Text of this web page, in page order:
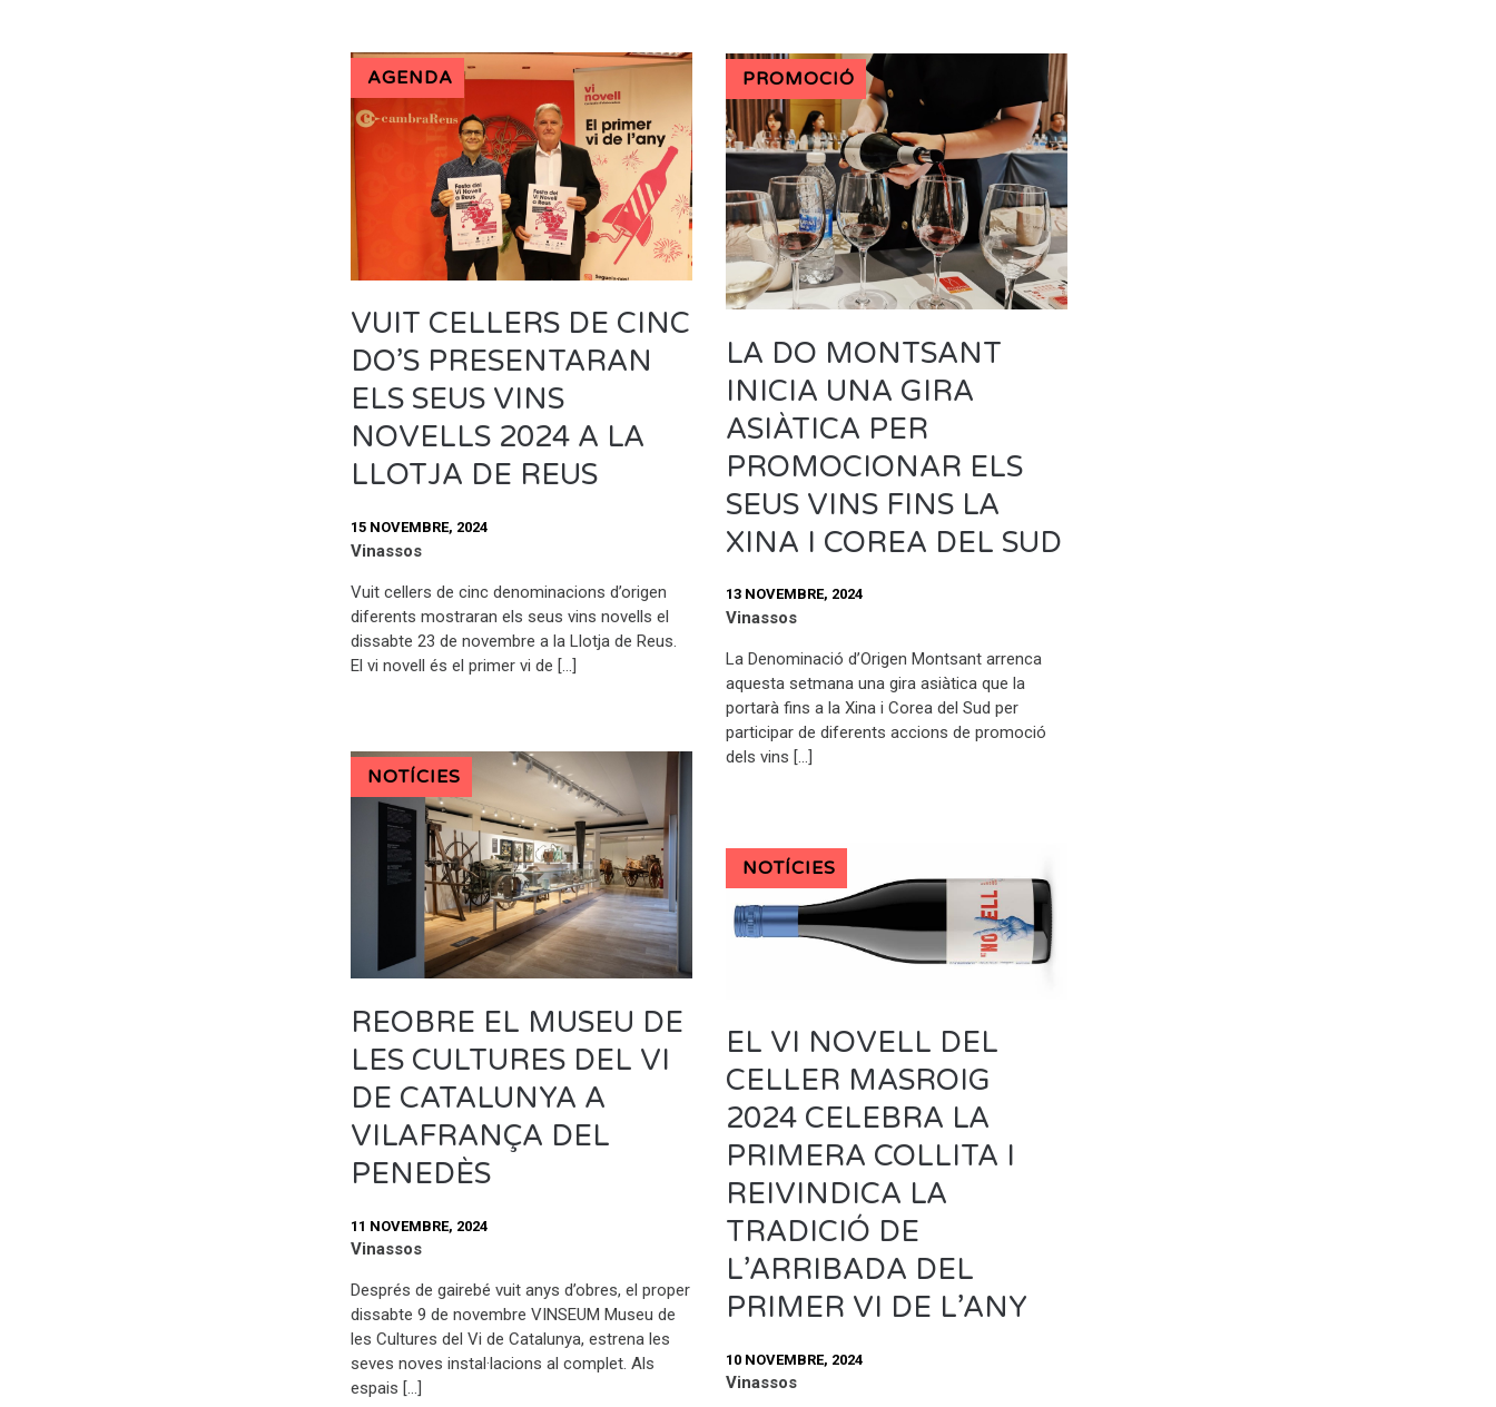
AGENDA
VUIT CELLERS DE CINC
DO’S PRESENTARAN
ELS SEUS VINS
NOVELLS 2024 A LA
LLOTJA DE REUS
15 NOVEMBRE, 2024
Vinassos
Vuit cellers de cinc denominacions d’origen
diferents mostraran els seus vins novells el
dissabte 23 de novembre a la Llotja de Reus.
El vi novell és el primer vi de […]
PROMOCIÓ
LA DO MONTSANT
INICIA UNA GIRA
ASIÀTICA PER
PROMOCIONAR ELS
SEUS VINS FINS LA
XINA I COREA DEL SUD
13 NOVEMBRE, 2024
Vinassos
La Denominació d’Origen Montsant arrenca
aquesta setmana una gira asiàtica que la
portarà fins a la Xina i Corea del Sud per
participar de diferents accions de promoció
dels vins […]
NOTÍCIES
REOBRE EL MUSEU DE
LES CULTURES DEL VI
DE CATALUNYA A
VILAFRANÇA DEL
PENEDÈS
11 NOVEMBRE, 2024
Vinassos
Després de gairebé vuit anys d’obres, el proper
dissabte 9 de novembre VINSEUM Museu de
les Cultures del Vi de Catalunya, estrena les
seves noves instal·lacions al complet. Als
espais […]
NOTÍCIES
EL VI NOVELL DEL
CELLER MASROIG
2024 CELEBRA LA
PRIMERA COLLITA I
REIVINDICA LA
TRADICIÓ DE
L’ARRIBADA DEL
PRIMER VI DE L’ANY
10 NOVEMBRE, 2024
Vinassos